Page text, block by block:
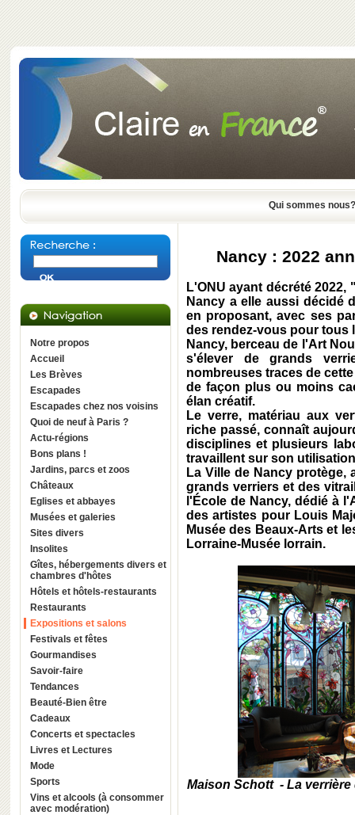
Qui sommes nous?
Notre propos
Accueil
Les Brèves
Escapades
Escapades chez nos voisins
Quoi de neuf à Paris ?
Actu-régions
Bons plans !
Jardins, parcs et zoos
Châteaux
Eglises et abbayes
Musées et galeries
Sites divers
Insolites
Gîtes, hébergements divers et
chambres d'hôtes
Hôtels et hôtels-restaurants
Restaurants
Expositions et salons
Festivals et fêtes
Gourmandises
Savoir-faire
Tendances
Beauté-Bien être
Cadeaux
Concerts et spectacles
Livres et Lectures
Mode
Sports
Vins et alcools (à consommer
avec modération)
Nancy : 2022
L'ONU ayant décrété 2022,
Nancy a elle aussi décidé
en proposant, avec ses
des rendez-vous pour tous
Nancy, berceau de l'Art
s'élever de grands
nombreuses traces de
de façon plus ou moins
élan créatif.
Le verre, matériau aux
riche passé, connaît
disciplines et plusieurs
travaillent sur son
La Ville de Nancy protège,
grands verriers et des
l'École de Nancy, dédié à
des artistes pour Louis
Musée des Beaux-Arts et
Lorraine-Musée lorrain.
Maison Schott - La